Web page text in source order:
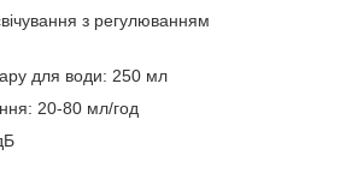
з регулюванням
для води: 250 мл
20-80 мл/год